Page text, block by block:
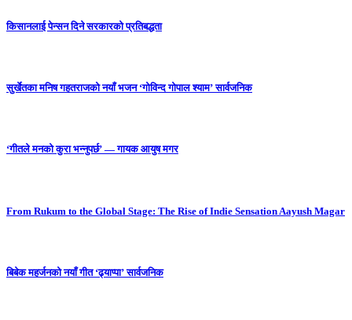
किसानलाई पेन्सन दिने सरकारको प्रतिबद्धता
सुर्खेतका मनिष गहतराजको नयाँ भजन ‘गोविन्द गोपाल श्याम’ सार्वजनिक
‘गीतले मनको कुरा भन्नुपर्छ’ — गायक आयुष मगर
From Rukum to the Global Stage: The Rise of Indie Sensation Aayush Magar
बिबेक महर्जनको नयाँ गीत ‘ढ्याप्पा’ सार्वजनिक